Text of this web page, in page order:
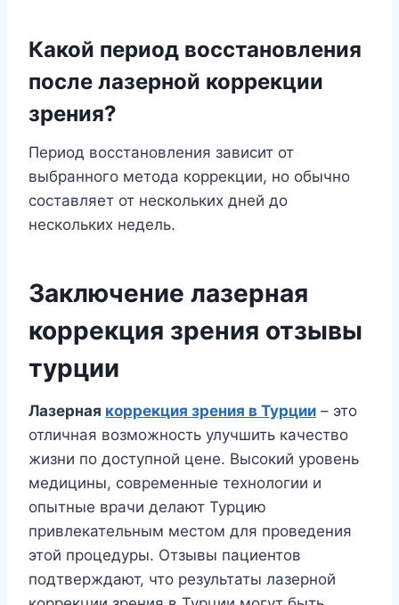
Какой период восстановления
после лазерной коррекции
зрения?
Период восстановления зависит от
выбранного метода коррекции, но обычно
составляет от нескольких дней до
нескольких недель.
Заключение лазерная
коррекция зрения отзывы
турции
Лазерная коррекция зрения в Турции – это
отличная возможность улучшить качество
жизни по доступной цене. Высокий уровень
медицины, современные технологии и
опытные врачи делают Турцию
привлекательным местом для проведения
этой процедуры. Отзывы пациентов
подтверждают, что результаты лазерной